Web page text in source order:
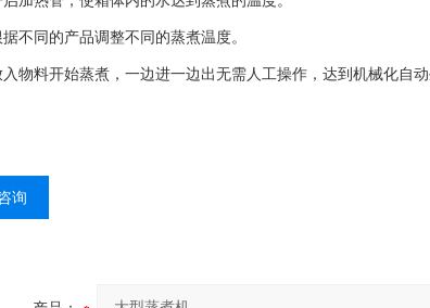
同的产品调整不同的蒸煮温度。
料开始蒸煮，一边进一边出无需人工操作，达到机械化自动
询